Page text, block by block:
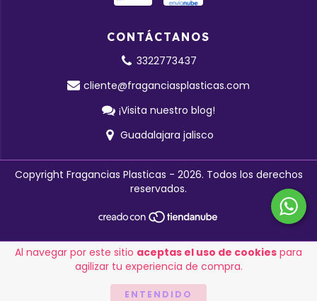
Al navegar por este sitio aceptas el uso de cookies para
agilizar tu experiencia de compra.
ENTENDIDO
CONTÁCTANOS
3322773437
cliente@fraganciasplasticas.com
¡Visita nuestro blog!
Guadalajara jalisco
Copyright Fragancias Plasticas - 2026. Todos los derechos
reservados.